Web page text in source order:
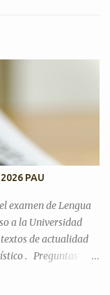
PAU
examen de Lengua
a la Universidad
de actualidad
. Preguntas